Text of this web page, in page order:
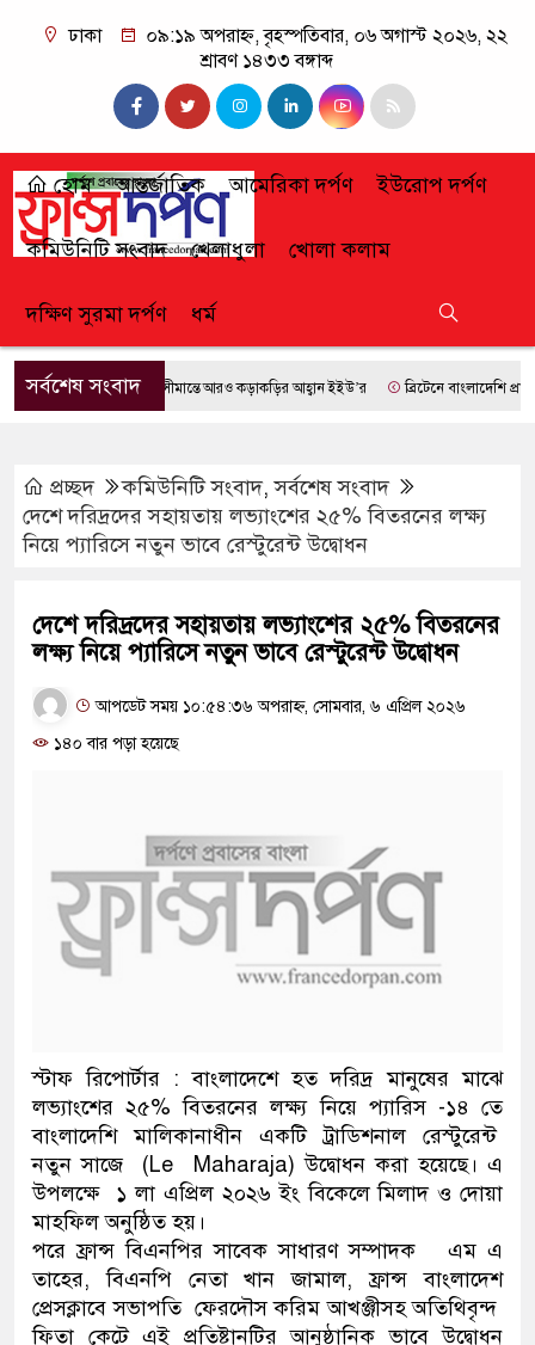
ঢাকা
০৯:১৯ অপরাহ্ন, বৃহস্পতিবার, ০৬ অগাস্ট ২০২৬, ২২
শ্রাবণ ১৪৩৩ বঙ্গাব্দ
হোম আন্তর্জাতিক আমেরিকা দর্পণ ইউরোপ দর্পণ
কমিউনিটি সংবাদ খেলাধুলা খোলা কলাম
দক্ষিণ সুরমা দর্পণ ধর্ম
সর্বশেষ সংবাদসীমান্তে আরও কড়াকড়ির আহ্বান ইইউ’র ব্রিটেনে বাংলাদেশি প্রায় ৭
প্রচ্ছদ কমিউনিটি সংবাদ,সর্বশেষ সংবাদ
দেশে দরিদ্রদের সহায়তায় লভ্যাংশের ২৫% বিতরনের লক্ষ্য
নিয়ে প্যারিসে নতুন ভাবে রেস্টুরেন্ট উদ্বোধন
দেশে দরিদ্রদের সহায়তায় লভ্যাংশের ২৫% বিতরনের
লক্ষ্য নিয়ে প্যারিসে নতুন ভাবে রেস্টুরেন্ট উদ্বোধন
আপডেট সময় ১০:৫৪:৩৬ অপরাহ্ন, সোমবার, ৬ এপ্রিল ২০২৬
১৪০ বার পড়া হয়েছে
স্টাফ রিপোর্টার : বাংলাদেশে হত দরিদ্র মানুষের মাঝে
লভ্যাংশের ২৫% বিতরনের লক্ষ্য নিয়ে প্যারিস -১৪ তে
বাংলাদেশি মালিকানাধীন একটি ট্রাডিশনাল রেস্টুরেন্ট
নতুন সাজে (Le Maharaja) উদ্বোধন করা হয়েছে। এ
উপলক্ষে ১ লা এপ্রিল ২০২৬ ইং বিকেলে মিলাদ ও দোয়া
মাহফিল অনুষ্ঠিত হয়।
পরে ফ্রান্স বিএনপির সাবেক সাধারণ সম্পাদক এম এ
তাহের, বিএনপি নেতা খান জামাল, ফ্রান্স বাংলাদেশ
প্রেসক্লাবে সভাপতি ফেরদৌস করিম আখঞ্জীসহ অতিথিবৃন্দ
ফিতা কেটে এই প্রতিষ্টানটির আনুষ্ঠানিক ভাবে উদ্বোধন